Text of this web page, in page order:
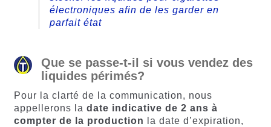
électroniques afin de les garder en
parfait état
Que se passe-t-il si vous vendez des
liquides périmés?
Pour la clarté de la communication, nous
appellerons la date indicative de 2 ans à
compter de la production la date d’expiration,